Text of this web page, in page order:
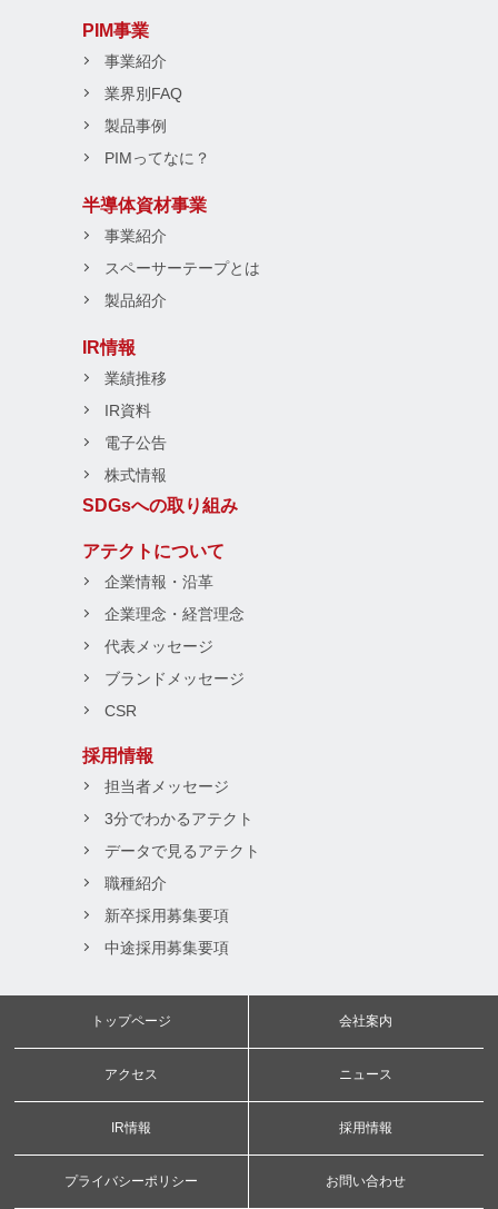
PIM事業
事業紹介
業界別FAQ
製品事例
PIMってなに？
半導体資材事業
事業紹介
スペーサーテープとは
製品紹介
IR情報
業績推移
IR資料
電子公告
株式情報
SDGsへの取り組み
アテクトについて
企業情報・沿革
企業理念・経営理念
代表メッセージ
ブランドメッセージ
CSR
採用情報
担当者メッセージ
3分でわかるアテクト
データで見るアテクト
職種紹介
新卒採用募集要項
中途採用募集要項
トップページ 会社案内
アクセス ニュース
IR情報 採用情報
プライバシーポリシー お問い合わせ